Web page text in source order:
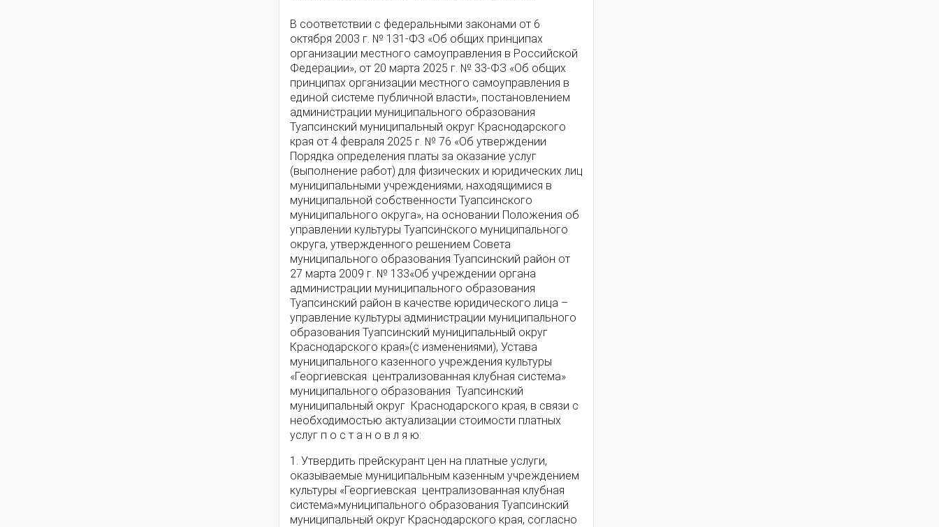
В соответствии с федеральными законами от 6
октября 2003 г. № 131-ФЗ «Об общих принципах
организации местного самоуправления в Российской
Федерации», от 20 марта 2025 г. № 33-ФЗ «Об общих
принципах организации местного самоуправления в
единой системе публичной власти», постановлением
администрации муниципального образования
Туапсинский муниципальный округ Краснодарского
края от 4 февраля 2025 г. № 76 «Об утверждении
Порядка определения платы за оказание услуг
(выполнение работ) для физических и юридических лиц
муниципальными учреждениями, находящимися в
муниципальной собственности Туапсинского
муниципального округа», на основании Положения об
управлении культуры Туапсинского муниципального
округа, утвержденного решением Совета
муниципального образования Туапсинский район от
27 марта 2009 г. № 133«Об учреждении органа
администрации муниципального образования
Туапсинский район в качестве юридического лица –
управление культуры администрации муниципального
образования Туапсинский муниципальный округ
Краснодарского края»(с изменениями), Устава
муниципального казенного учреждения культуры
«Георгиевская централизованная клубная система»
муниципального образования Туапсинский
муниципальный округ Краснодарского края, в связи с
необходимостью актуализации стоимости платных
услуг п о с т а н о в л я ю:
1. Утвердить прейскурант цен на платные услуги,
оказываемые муниципальным казенным учреждением
культуры «Георгиевская централизованная клубная
система»муниципального образования Туапсинский
муниципальный округ Краснодарского края, согласно